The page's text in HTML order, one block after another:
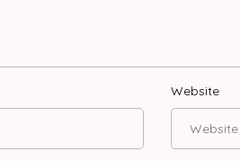
Website